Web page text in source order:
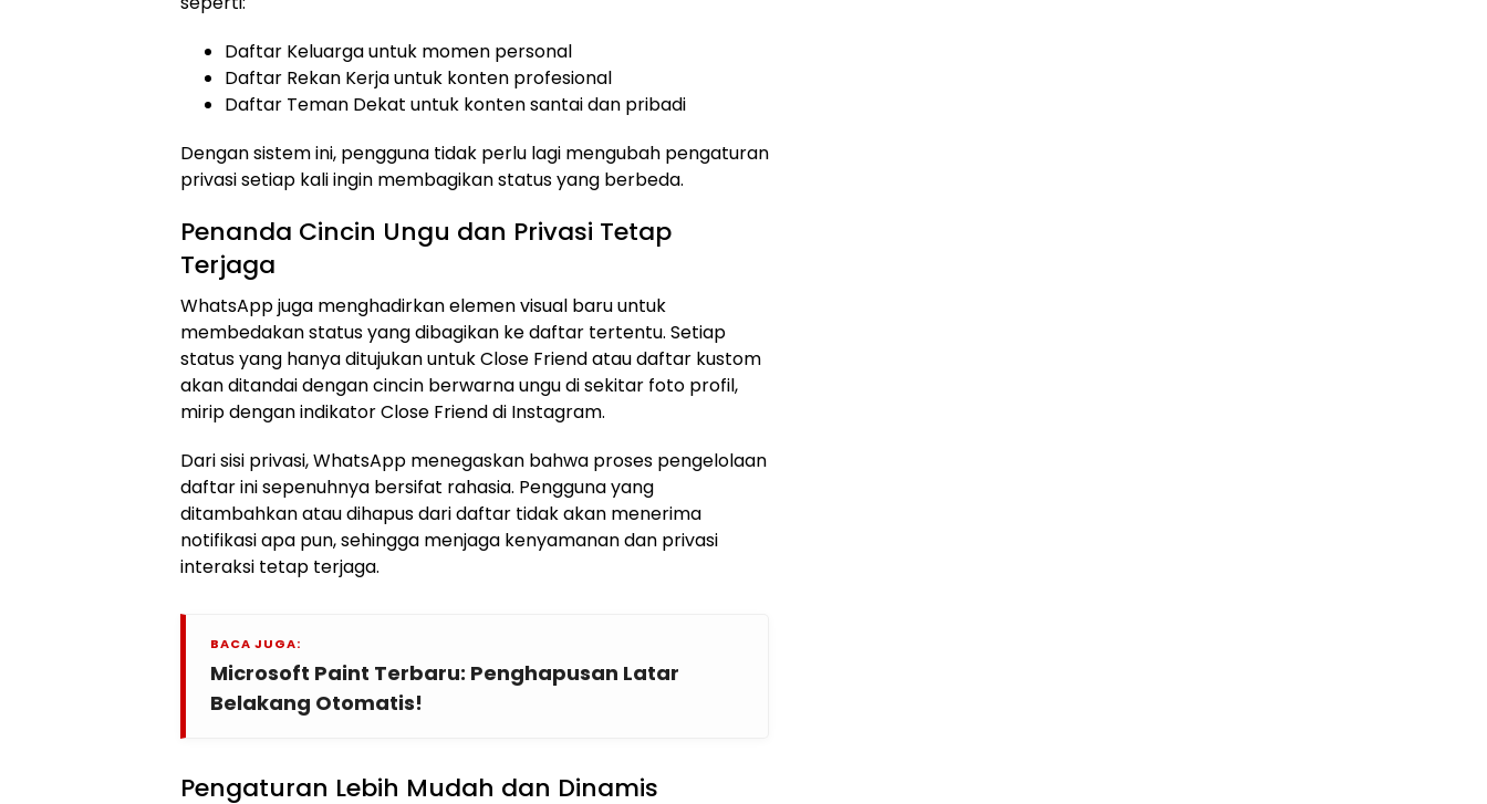
Daftar Keluarga untuk momen personal
Daftar Rekan Kerja untuk konten profesional
Daftar Teman Dekat untuk konten santai dan pribadi
Dengan sistem ini, pengguna tidak perlu lagi mengubah pengaturan
privasi setiap kali ingin membagikan status yang berbeda.
Penanda Cincin Ungu dan Privasi Tetap
Terjaga
WhatsApp juga menghadirkan elemen visual baru untuk
membedakan status yang dibagikan ke daftar tertentu. Setiap
status yang hanya ditujukan untuk Close Friend atau daftar kustom
akan ditandai dengan cincin berwarna ungu di sekitar foto profil,
mirip dengan indikator Close Friend di Instagram.
Dari sisi privasi, WhatsApp menegaskan bahwa proses pengelolaan
daftar ini sepenuhnya bersifat rahasia. Pengguna yang
ditambahkan atau dihapus dari daftar tidak akan menerima
notifikasi apa pun, sehingga menjaga kenyamanan dan privasi
interaksi tetap terjaga.
BACA JUGA:
Microsoft Paint Terbaru: Penghapusan Latar
Belakang Otomatis!
Pengaturan Lebih Mudah dan Dinamis